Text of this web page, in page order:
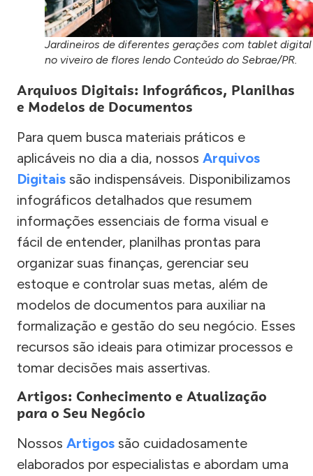
Jardineiros de diferentes gerações com tablet digital
no viveiro de flores lendo Conteúdo do Sebrae/PR.
Arquivos Digitais: Infográficos, Planilhas
e Modelos de Documentos
Para quem busca materiais práticos e
aplicáveis no dia a dia, nossos Arquivos
Digitais são indispensáveis. Disponibilizamos
infográficos detalhados que resumem
informações essenciais de forma visual e
fácil de entender, planilhas prontas para
organizar suas finanças, gerenciar seu
estoque e controlar suas metas, além de
modelos de documentos para auxiliar na
formalização e gestão do seu negócio. Esses
recursos são ideais para otimizar processos e
tomar decisões mais assertivas.
Artigos: Conhecimento e Atualização
para o Seu Negócio
Nossos Artigos são cuidadosamente
elaborados por especialistas e abordam uma